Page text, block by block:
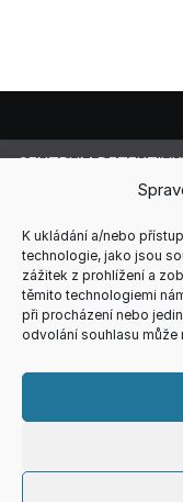
K ukládání a/nebo
technologie, jako jsou
zážitek z prohlížení a
těmito technologiemi
při procházení nebo
odvolání souhlasu může
CENTRUM
Lucie Cermanová
Telefon: +420 607
E-mail:
Jakékoliv přebírání
souhlasem redakce.
ZÁSADY
Copyright © 2026